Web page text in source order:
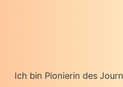
Ich bin Pionierin des